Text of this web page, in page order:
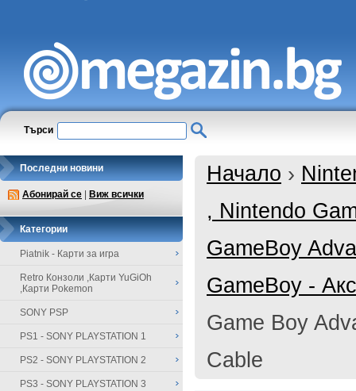
Търси
Последни новини
Абонирай се Виж всички
Категории
Piatnik - Карти за игра
Retro Конзоли ,Карти YuGiOh
,Карти Pokemon
SONY PSP
PS1 - SONY PLAYSTATION 1
PS2 - SONY PLAYSTATION 2
PS3 - SONY PLAYSTATION 3
Начало ›
, Nintendo
GameBoy
GameBoy -
Game Boy
Cable